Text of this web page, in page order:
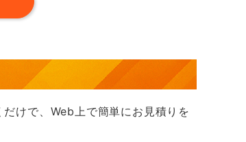
けで、Web上で簡単にお見積りを